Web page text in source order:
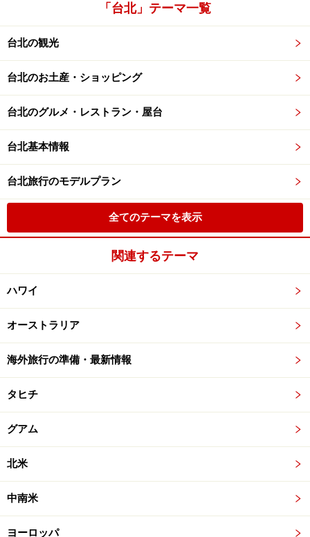
「台北」テーマ一覧
台北の観光
台北のお土産・ショッピング
台北のグルメ・レストラン・屋台
台北基本情報
台北旅行のモデルプラン
全てのテーマを表示
関連するテーマ
ハワイ
オーストラリア
海外旅行の準備・最新情報
タヒチ
グアム
北米
中南米
ヨーロッパ